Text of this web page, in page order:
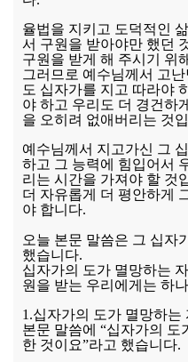
율법을 지키고 도덕적인
서 구원을 받아야만 했던
구원을 받게 해 주시기 위
그러므로 예수님께서 고
도 십자가를 지고 따라야
야 하고 우리도 더 경건하
을 오히려 없애버리는 것
예수님께서 지고가신 그
하고 그 능력에 힘입어서
리는 시간을 가져야 할 것
더 자유롭게 더 평안하게
야 합니다.
오늘 본문 말씀은 그 십자
했습니다.
십자가의 도가 멸망하는
원을 받는 우리에게는 하
1.십자가의 도가 멸망하는
본문 말씀에 “십자가의 도
한 것이요”라고 했습니다.